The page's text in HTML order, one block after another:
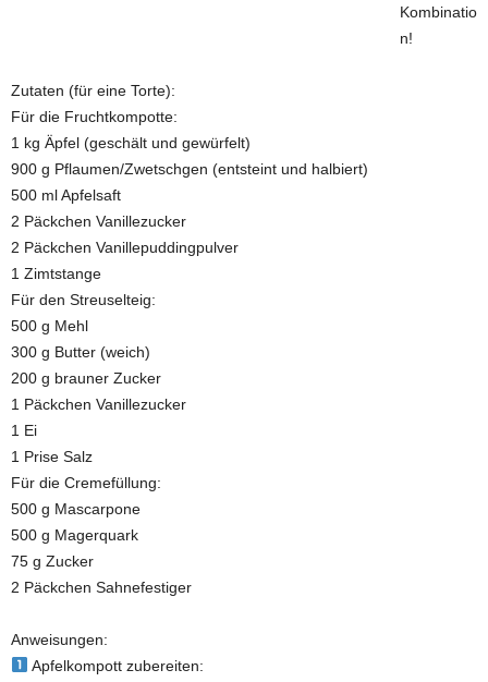
Kombinatio
n!
Zutaten (für eine Torte):
Für die Fruchtkompotte:
1 kg Äpfel (geschält und gewürfelt)
900 g Pflaumen/Zwetschgen (entsteint und halbiert)
500 ml Apfelsaft
2 Päckchen Vanillezucker
2 Päckchen Vanillepuddingpulver
1 Zimtstange
Für den Streuselteig:
500 g Mehl
300 g Butter (weich)
200 g brauner Zucker
1 Päckchen Vanillezucker
1 Ei
1 Prise Salz
Für die Cremefüllung:
500 g Mascarpone
500 g Magerquark
75 g Zucker
2 Päckchen Sahnefestiger
Anweisungen:
Apfelkompott zubereiten: